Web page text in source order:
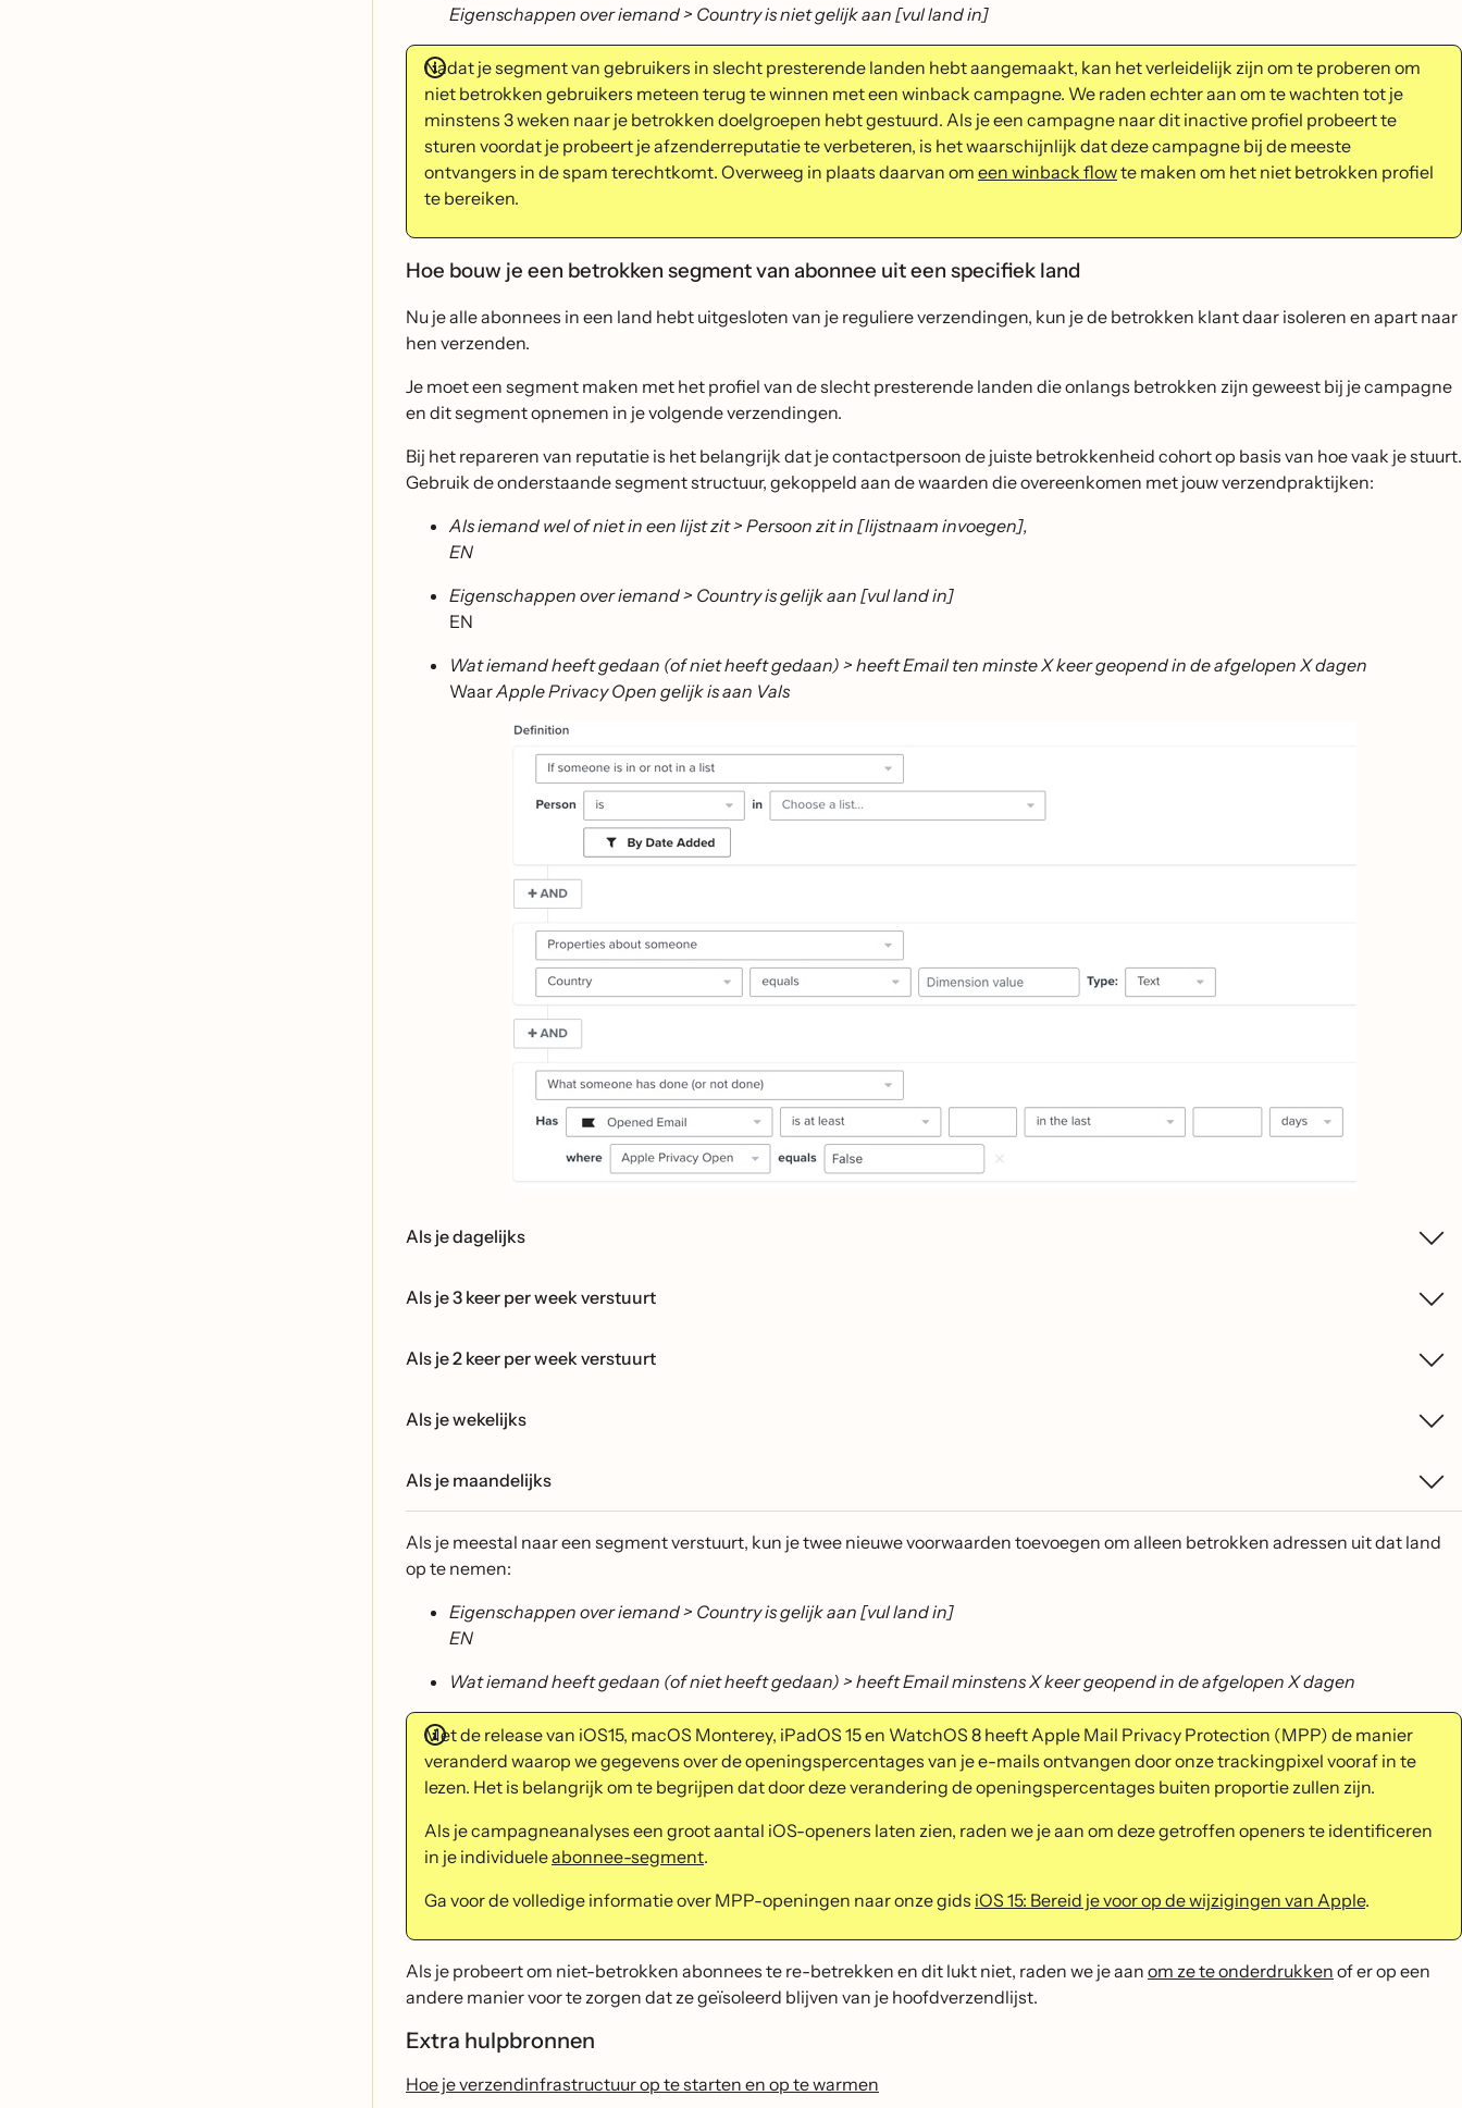
Eigenschappen over iemand > Country is niet gelijk aan [vul land in]
Nadat je segment van gebruikers in slecht presterende landen hebt aangemaakt, kan het verleidelijk zijn om te proberen om
niet betrokken gebruikers meteen terug te winnen met een winback campagne. We raden echter aan om te wachten tot je
minstens 3 weken naar je betrokken doelgroepen hebt gestuurd. Als je een campagne naar dit inactive profiel probeert te
sturen voordat je probeert je afzenderreputatie te verbeteren, is het waarschijnlijk dat deze campagne bij de meeste
ontvangers in de spam terechtkomt. Overweeg in plaats daarvan om een winback flowte maken om het niet betrokken profiel
te bereiken.
Hoe bouw je een betrokken segment van abonnee uit een specifiek land
Nu je alle abonnees in een land hebt uitgesloten van je reguliere verzendingen, kun je de betrokken klant daar isoleren en apart naar
hen verzenden.
Je moet een segment maken met het profiel van de slecht presterende landen die onlangs betrokken zijn geweest bij je campagne
en dit segment opnemen in je volgende verzendingen.
Bij het repareren van reputatie is het belangrijk dat je contactpersoon de juiste betrokkenheid cohort op basis van hoe vaak je stuurt.
Gebruik de onderstaande segment structuur, gekoppeld aan de waarden die overeenkomen met jouw verzendpraktijken:
Als iemand wel of niet in een lijst zit > Persoon zit in [lijstnaam invoegen],
EN
Eigenschappen over iemand > Country is gelijk aan [vul land in]
EN
Wat iemand heeft gedaan (of niet heeft gedaan) > heeft Email ten minste X keer geopend in de afgelopen X dagen
WaarApple Privacy Open gelijk is aan Vals
Als je dagelijks
Als je 3 keer per week verstuurt
Als je 2 keer per week verstuurt
Als je wekelijks
Als je maandelijks
Als je meestal naar een segment verstuurt, kun je twee nieuwe voorwaarden toevoegen om alleen betrokken adressen uit dat land
op te nemen:
Eigenschappen over iemand > Country is gelijk aan [vul land in]
EN
Wat iemand heeft gedaan (of niet heeft gedaan) > heeft Email minstens X keer geopend in de afgelopen X dagen
Met de release van iOS15, macOS Monterey, iPadOS 15 en WatchOS 8 heeft Apple Mail Privacy Protection (MPP) de manier
veranderd waarop we gegevens over de openingspercentages van je e-mails ontvangen door onze trackingpixel vooraf in te
lezen. Het is belangrijk om te begrijpen dat door deze verandering de openingspercentages buiten proportie zullen zijn.
Als je campagneanalyses een groot aantal iOS-openers laten zien, raden we je aan om deze getroffen openers te identificeren
in je individueleabonnee-segment.
Ga voor de volledige informatie over MPP-openingen naar onze gids iOS 15: Bereid je voor op de wijzigingen van Apple.
Als je probeert om niet-betrokken abonnees te re-betrekken en dit lukt niet, raden we je aan om ze te onderdrukken of er op een
andere manier voor te zorgen dat ze geïsoleerd blijven van je hoofdverzendlijst.
Extra hulpbronnen
Hoe je verzendinfrastructuur op te starten en op te warmen